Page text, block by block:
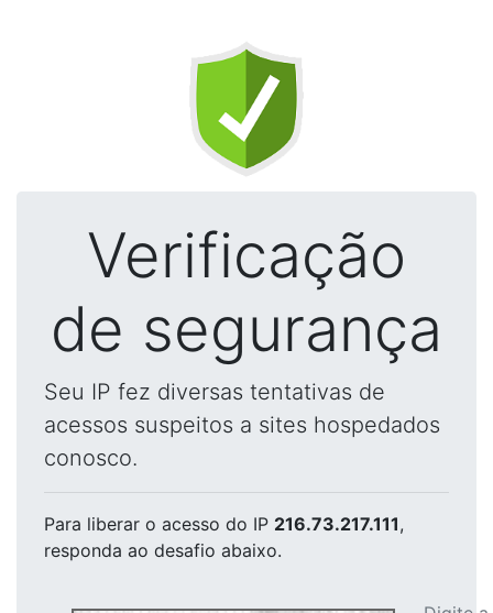
Verificação
de segurança
Seu IP fez diversas tentativas de
acessos suspeitos a sites hospedados
conosco.
Para liberar o acesso do IP 216.73.217.111,
responda ao desafio abaixo.